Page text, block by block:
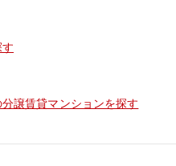
譲賃貸マンションを探す